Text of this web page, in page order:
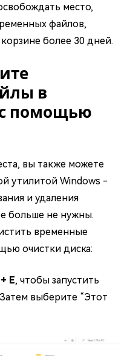
место,
файлов,
более 30 дней.
в
с помощью
вы также можете
утилитой Windows -
и удаления
больше не нужны.
временные
очистки диска:
E, чтобы запустить
выберите “Этот